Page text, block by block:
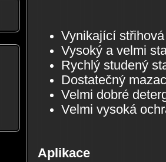
Vynikající
Vysoký a velmi
Rychlý studený
Dostatečný
Velmi dobré
Velmi vysoká
Aplikace